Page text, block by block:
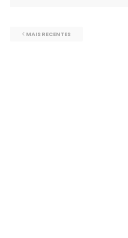
MAIS RECENTES